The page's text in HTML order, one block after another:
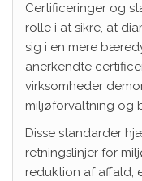
Certificeringer og
rolle i at sikre, at
sig i en mere
anerkendte
virksomheder
miljøforvaltning og
Disse standarder
retningslinjer for
reduktion af affald,